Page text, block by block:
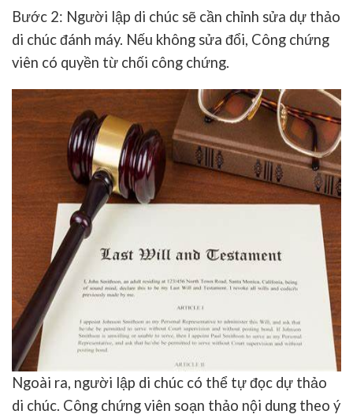
Bước 2: Người lập di chúc sẽ cần chỉnh sửa dự thảo
di chúc đánh máy. Nếu không sửa đổi, Công chứng
viên có quyền từ chối công chứng.
Ngoài ra, người lập di chúc có thể tự đọc dự thảo
di chúc. Công chứng viên soạn thảo nội dung theo ý